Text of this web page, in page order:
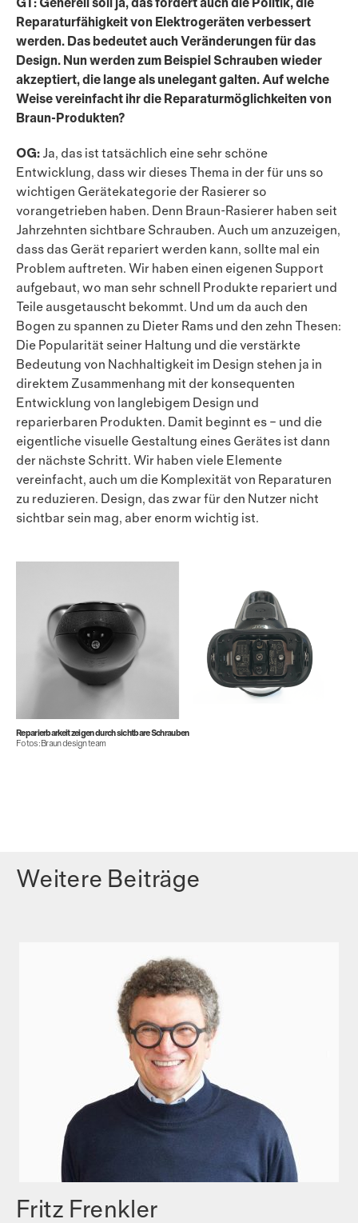
GT: Generell soll ja, das fordert auch die Politik, die
Reparaturfähigkeit von Elektrogeräten verbessert
werden. Das bedeutet auch Veränderungen für das
Design. Nun werden zum Beispiel Schrauben wieder
akzeptiert, die lange als unelegant galten. Auf welche
Weise vereinfacht ihr die Reparaturmöglichkeiten von
Braun-Produkten?
OG: Ja, das ist tatsächlich eine sehr schöne
Entwicklung, dass wir dieses Thema in der für uns so
wichtigen Gerätekategorie der Rasierer so
vorangetrieben haben. Denn Braun-Rasierer haben seit
Jahrzehnten sicht­bare Schrauben. Auch um anzuzeigen,
dass das Gerät repariert werden kann, sollte mal ein
Problem auftreten. Wir haben einen eigenen Support
aufgebaut, wo man sehr schnell Produkte repariert und
Teile ausgetauscht bekommt. Und um da auch den
Bogen zu spannen zu Dieter Rams und den zehn Thesen:
Die Popularität seiner Haltung und die verstärkte
Bedeutung von Nachhaltigkeit im Design stehen ja in
direktem Zusammenhang mit der konsequenten
Entwicklung von langlebigem Design und
reparierbaren Produkten. Damit beginnt es – und die
eigentliche visuelle Gestaltung eines Gerätes ist dann
der nächste Schritt. Wir haben viele Elemente
vereinfacht, auch um die Komplexität von Reparaturen
zu reduzieren. Design, das zwar für den Nutzer nicht
sichtbar sein mag, aber enorm wichtig ist.
Reparierbarkeit zeigen durch sichtbare Schrauben
Fotos: Braun design team
Weitere Beiträge
Fritz Frenkler